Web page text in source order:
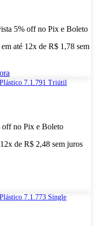
5% off no Pix e Boleto
até 12x de R$ 1,78 sem
7.1.791 Triútil
off no Pix e Boleto
de R$ 2,48 sem juros
7.1.773 Single